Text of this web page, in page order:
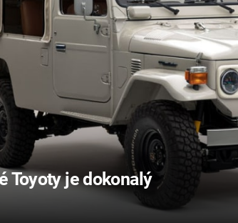
Toyoty je dokonalý